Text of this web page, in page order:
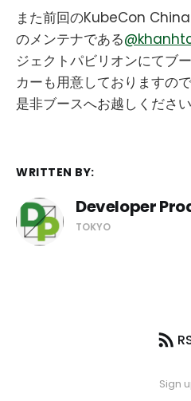
また前回のKubeCon
のメンテナである
ジェクトパビリオンにてブ
カーも用意しておりますの
是非ブースへお越しください
WRITTEN BY:
Developer
TOKYO
Sign